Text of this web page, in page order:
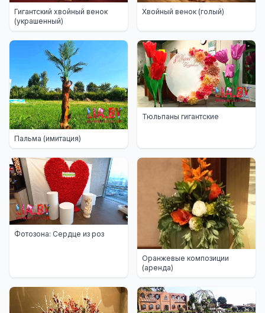
Гигантский хвойный венок
(украшенный)
Хвойный венок (голый)
Пальма (имитация)
Тюльпаны гигантские
Фотозона: Сердце из роз
Оранжевые композиции
(аренда)